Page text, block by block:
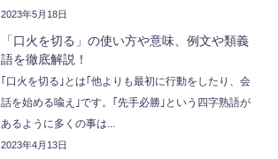
2023年5月18日
「口火を切る」の使い方や意味、例文や類義
語を徹底解説！
｢口火を切る｣とは｢他よりも最初に行動をしたり、会
話を始める喩え｣です。｢先手必勝｣という四字熟語が
あるように多くの事は...
2023年4月13日